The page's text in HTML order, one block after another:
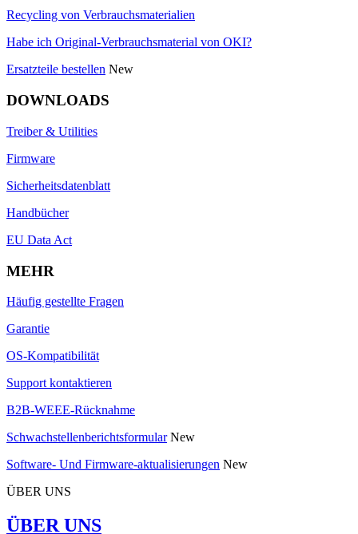
Recycling von Verbrauchsmaterialien
Habe ich Original-Verbrauchsmaterial von OKI?
Ersatzteile bestellen New
DOWNLOADS
Treiber & Utilities
Firmware
Sicherheitsdatenblatt
Handbücher
EU Data Act
MEHR
Häufig gestellte Fragen
Garantie
OS-Kompatibilität
Support kontaktieren
B2B-WEEE-Rücknahme
Schwachstellenberichtsformular New
Software- Und Firmware-aktualisierungen New
ÜBER UNS
ÜBER UNS